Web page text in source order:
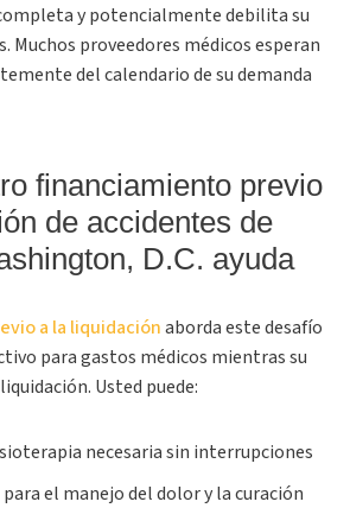
y potencialmente debilita su
Muchos proveedores médicos esperan
del calendario de su demanda
financiamiento previo
de accidentes de
D.C. ayuda
a la liquidaciónaborda este desafío
para gastos médicos mientras su
Usted puede:
necesaria sin interrupciones
el manejo del dolor y la curación